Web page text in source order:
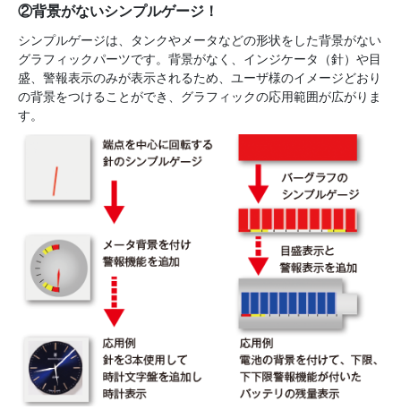
②背景がないシンプルゲージ！
シンプルゲージは、タンクやメータなどの形状をした背景がない
グラフィックパーツです。背景がなく、インジケータ（針）や目
盛、警報表示のみが表示されるため、ユーザ様のイメージどおり
の背景をつけることができ、グラフィックの応用範囲が広がりま
す。